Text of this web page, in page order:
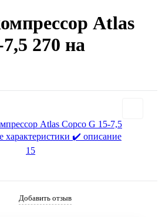
Atlas
270 на
Добавить отзыв